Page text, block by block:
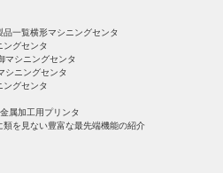
品一覧横形マシニングセンタ
ングセンタ
マシニングセンタ
シニングセンタ
ングセンタ
属加工用プリンタ
類を見ない豊富な最先端機能の紹介